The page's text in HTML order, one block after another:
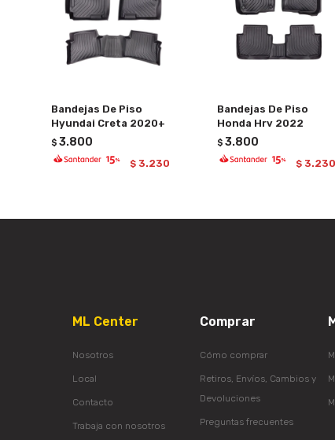
Bandejas De Piso
Hyundai Creta 2020+
$ 3.800
$ 3.230
Bandejas De Piso
Honda Hrv 2022
$ 3.800
$ 3.230
ML Center
Nosotros
Local
Contacto
Trabaja con nosotros
Comprar
Cómo comprar
Retiros, Envíos, Cambios y
Devoluciones
Preguntas frecuentes